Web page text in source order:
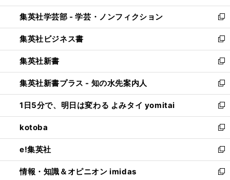
開
く
ウ
で
開
く
ン
ド
ウ
で
開
く
ウ
ィ
ン
ド
ウ
で
開
く
集英社学芸部 - 学芸・ノンフィクション
新
し
い
ウ
ィ
ン
ド
ウ
で
開
く
集英社ビジネス書
新
し
い
ウ
ィ
ン
ド
ウ
で
開
く
集英社新書
新
し
い
ウ
ィ
ン
ド
ウ
で
開
く
集英社新書プラス - 知の水先案内人
新
し
い
ウ
ィ
ン
ド
ウ
で
1日5分で、明日は変わる よみタイ yomitai
新
し
い
ウ
ィ
ン
ド
kotoba
新
し
い
ウ
ィ
e!集英社
新
し
い
情報・知識＆オピニオン imidas
新